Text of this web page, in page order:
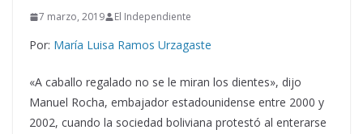
7 marzo, 2019 El Independiente
Por: María Luisa Ramos Urzagaste
«A caballo regalado no se le miran los dientes», dijo
Manuel Rocha, embajador estadounidense entre 2000 y
2002, cuando la sociedad boliviana protestó al enterarse